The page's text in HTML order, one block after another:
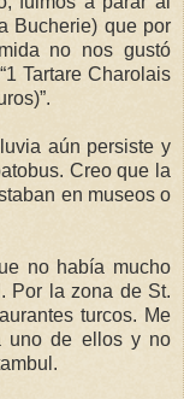
Bucherie) que por
no nos gustó
Tartare Charolais
aún persiste y
Creo que la
en museos o
no había mucho
Por la zona de St.
turcos. Me
uno de ellos y no